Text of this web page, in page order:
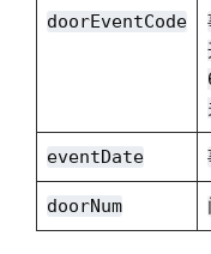
doorEventCode
eventDate
doorNum